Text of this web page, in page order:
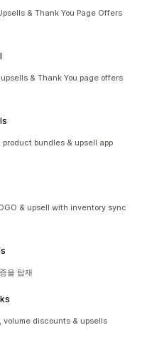
& Thank You Page Offers
& Thank You page offers
bundles & upsell app
& upsell with inventory sync
을 탑재
volume discounts & upsells